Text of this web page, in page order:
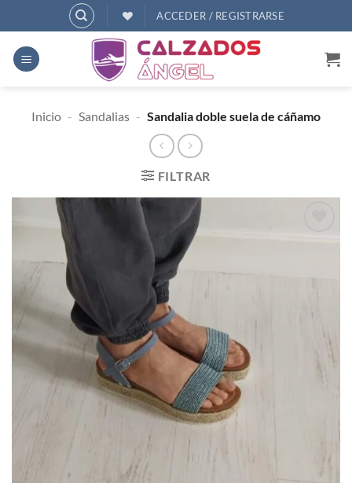
al
contenido
ACCEDER / REGISTRARSE
Inicio - Sandalias - Sandalia doble suela de cáñamo
FILTRAR